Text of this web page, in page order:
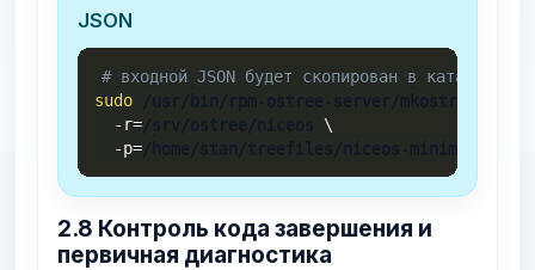
JSON
# входной JSON будет скопирован в каталог
sudo
-r=
\
-p=
2.8 Контроль кода завершения и
первичная диагностика